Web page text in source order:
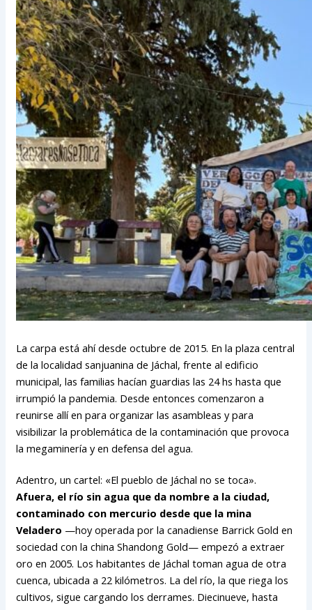
La carpa está ahí desde octubre de 2015. En la plaza central
de la localidad sanjuanina de Jáchal, frente al edificio
municipal, las familias hacían guardias las 24 hs hasta que
irrumpió la pandemia. Desde entonces comenzaron a
reunirse allí en para organizar las asambleas y para
visibilizar la problemática de la contaminación que provoca
la megaminería y en defensa del agua.
Adentro, un cartel: «El pueblo de Jáchal no se toca».
Afuera, el río sin agua que da nombre a la ciudad,
contaminado con mercurio desde que la mina
Veladero —hoy operada por la canadiense Barrick Gold en
sociedad con la china Shandong Gold— empezó a extraer
oro en 2005. Los habitantes de Jáchal toman agua de otra
cuenca, ubicada a 22 kilómetros. La del río, la que riega los
cultivos, sigue cargando los derrames. Diecinueve, hasta